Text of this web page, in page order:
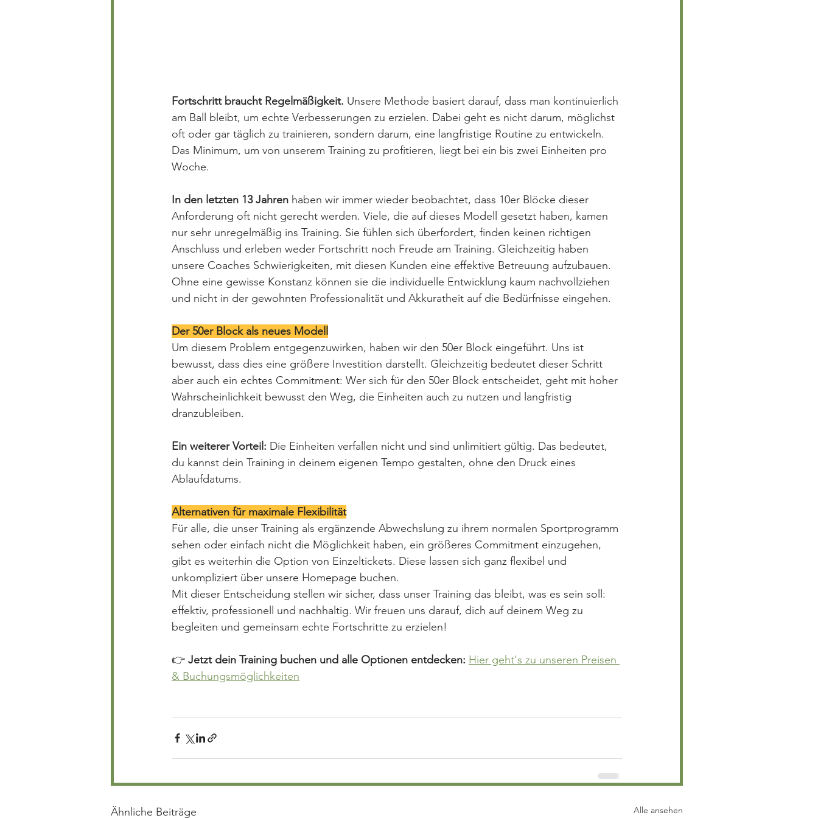
Fortschritt braucht Regelmäßigkeit. Unsere Methode basiert darauf, dass man kontinuierlich
am Ball bleibt, um echte Verbesserungen zu erzielen. Dabei geht es nicht darum, möglichst
oft oder gar täglich zu trainieren, sondern darum, eine langfristige Routine zu entwickeln.
Das Minimum, um von unserem Training zu profitieren, liegt bei ein bis zwei Einheiten pro
Woche.
In den letzten 13 Jahren haben wir immer wieder beobachtet, dass 10er Blöcke dieser
Anforderung oft nicht gerecht werden. Viele, die auf dieses Modell gesetzt haben, kamen
nur sehr unregelmäßig ins Training. Sie fühlen sich überfordert, finden keinen richtigen
Anschluss und erleben weder Fortschritt noch Freude am Training. Gleichzeitig haben
unsere Coaches Schwierigkeiten, mit diesen Kunden eine effektive Betreuung aufzubauen.
Ohne eine gewisse Konstanz können sie die individuelle Entwicklung kaum nachvollziehen
und nicht in der gewohnten Professionalität und Akkuratheit auf die Bedürfnisse eingehen.
Der 50er Block als neues Modell
Um diesem Problem entgegenzuwirken, haben wir den 50er Block eingeführt. Uns ist
bewusst, dass dies eine größere Investition darstellt. Gleichzeitig bedeutet dieser Schritt
aber auch ein echtes Commitment: Wer sich für den 50er Block entscheidet, geht mit hoher
Wahrscheinlichkeit bewusst den Weg, die Einheiten auch zu nutzen und langfristig
dranzubleiben.
Ein weiterer Vorteil: Die Einheiten verfallen nicht und sind unlimitiert gültig. Das bedeutet,
du kannst dein Training in deinem eigenen Tempo gestalten, ohne den Druck eines
Ablaufdatums.
Alternativen für maximale Flexibilität
Für alle, die unser Training als ergänzende Abwechslung zu ihrem normalen Sportprogramm
sehen oder einfach nicht die Möglichkeit haben, ein größeres Commitment einzugehen,
gibt es weiterhin die Option von Einzeltickets. Diese lassen sich ganz flexibel und
unkompliziert über unsere Homepage buchen.
Mit dieser Entscheidung stellen wir sicher, dass unser Training das bleibt, was es sein soll:
effektiv, professionell und nachhaltig. Wir freuen uns darauf, dich auf deinem Weg zu
begleiten und gemeinsam echte Fortschritte zu erzielen!
👉 Jetzt dein Training buchen und alle Optionen entdecken: Hier geht's zu unseren Preisen
& Buchungsmöglichkeiten
Ähnliche Beiträge Alle ansehen